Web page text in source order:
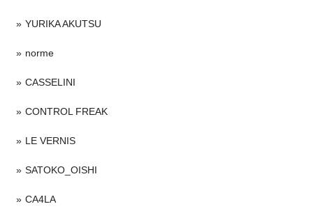
YURIKA AKUTSU
norme
CASSELINI
CONTROL FREAK
LE VERNIS
SATOKO_OISHI
CA4LA